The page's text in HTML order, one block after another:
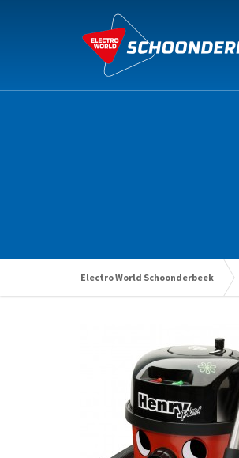
Electro World Schoonderbeek